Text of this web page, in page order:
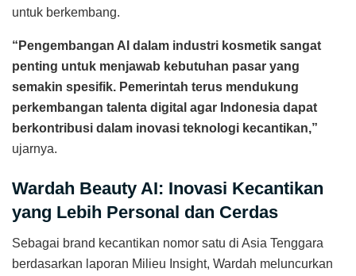
untuk berkembang.
“Pengembangan AI dalam industri kosmetik sangat
penting untuk menjawab kebutuhan pasar yang
semakin spesifik. Pemerintah terus mendukung
perkembangan talenta digital agar Indonesia dapat
berkontribusi dalam inovasi teknologi kecantikan,”
ujarnya.
Wardah Beauty AI: Inovasi Kecantikan
yang Lebih Personal dan Cerdas
Sebagai brand kecantikan nomor satu di Asia Tenggara
berdasarkan laporan Milieu Insight, Wardah meluncurkan